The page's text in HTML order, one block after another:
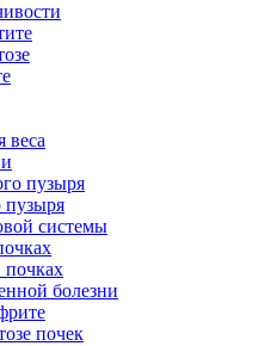
веса
пузыря
пузыря
системы
болезни
почек